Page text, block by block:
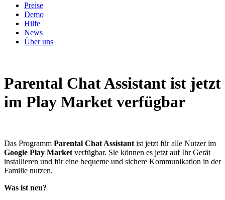
Preise
Demo
Hilfe
News
Über uns
Parental Chat Assistant ist jetzt
im Play Market verfügbar
Das Programm Parental Chat Assistantist jetzt für alle Nutzer im
Google Play Marketverfügbar. Sie können es jetzt auf Ihr Gerät
installieren und für eine bequeme und sichere Kommunikation in der
Familie nutzen.
Was ist neu?